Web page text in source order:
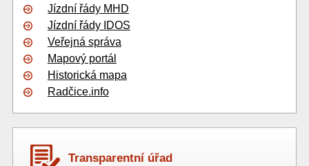
Jízdní řády MHD
Jízdní řády IDOS
Veřejná správa
Mapový portál
Historická mapa
Radčice.info
Transparentní úřad